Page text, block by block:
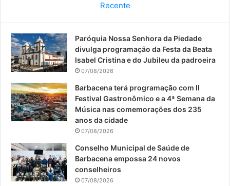
b
o
k
u
b
a
g
a
Recente
Paróquia Nossa Senhora da Piedade
divulga programação da Festa da Beata
Isabel Cristina e do Jubileu da padroeira
07/08/2026
Barbacena terá programação com II
Festival Gastronômico e a 4ª Semana da
Música nas comemorações dos 235
anos da cidade
07/08/2026
Conselho Municipal de Saúde de
Barbacena empossa 24 novos
conselheiros
07/08/2026